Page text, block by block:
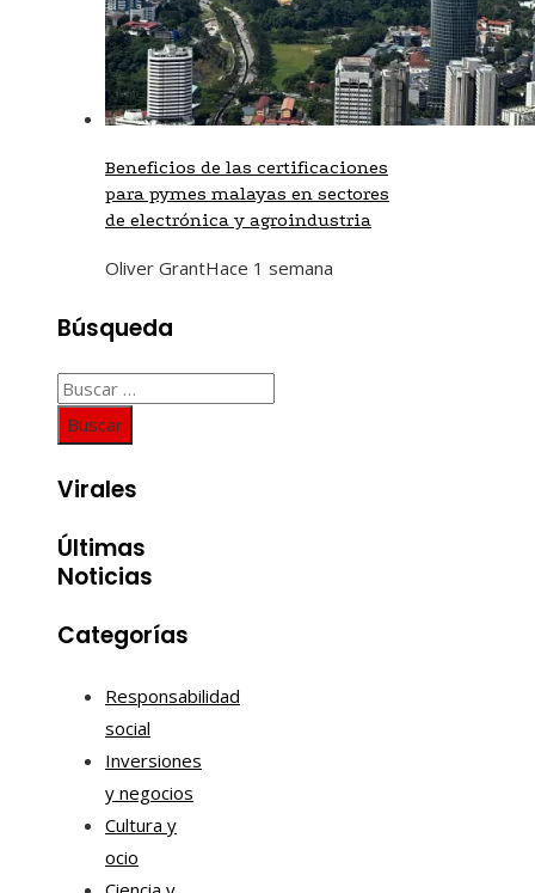
Beneficios de las certificaciones
para pymes malayas en sectores
de electrónica y agroindustria
Oliver GrantHace 1 semana
Búsqueda
Buscar:
Virales
Últimas
Noticias
Categorías
Responsabilidad
social
Inversiones
y negocios
Cultura y
ocio